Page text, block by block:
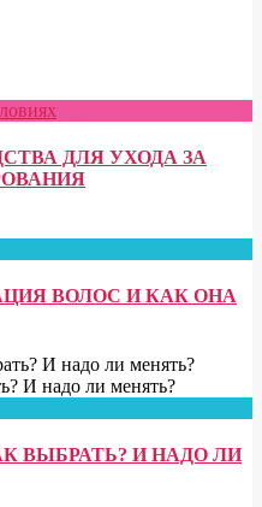
ДЛЯ УХОДА ЗА
ВОЛОС И КАК ОНА
ВЫБРАТЬ? И НАДО ЛИ